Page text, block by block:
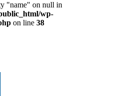
"name" on null in
wp-
on line 38